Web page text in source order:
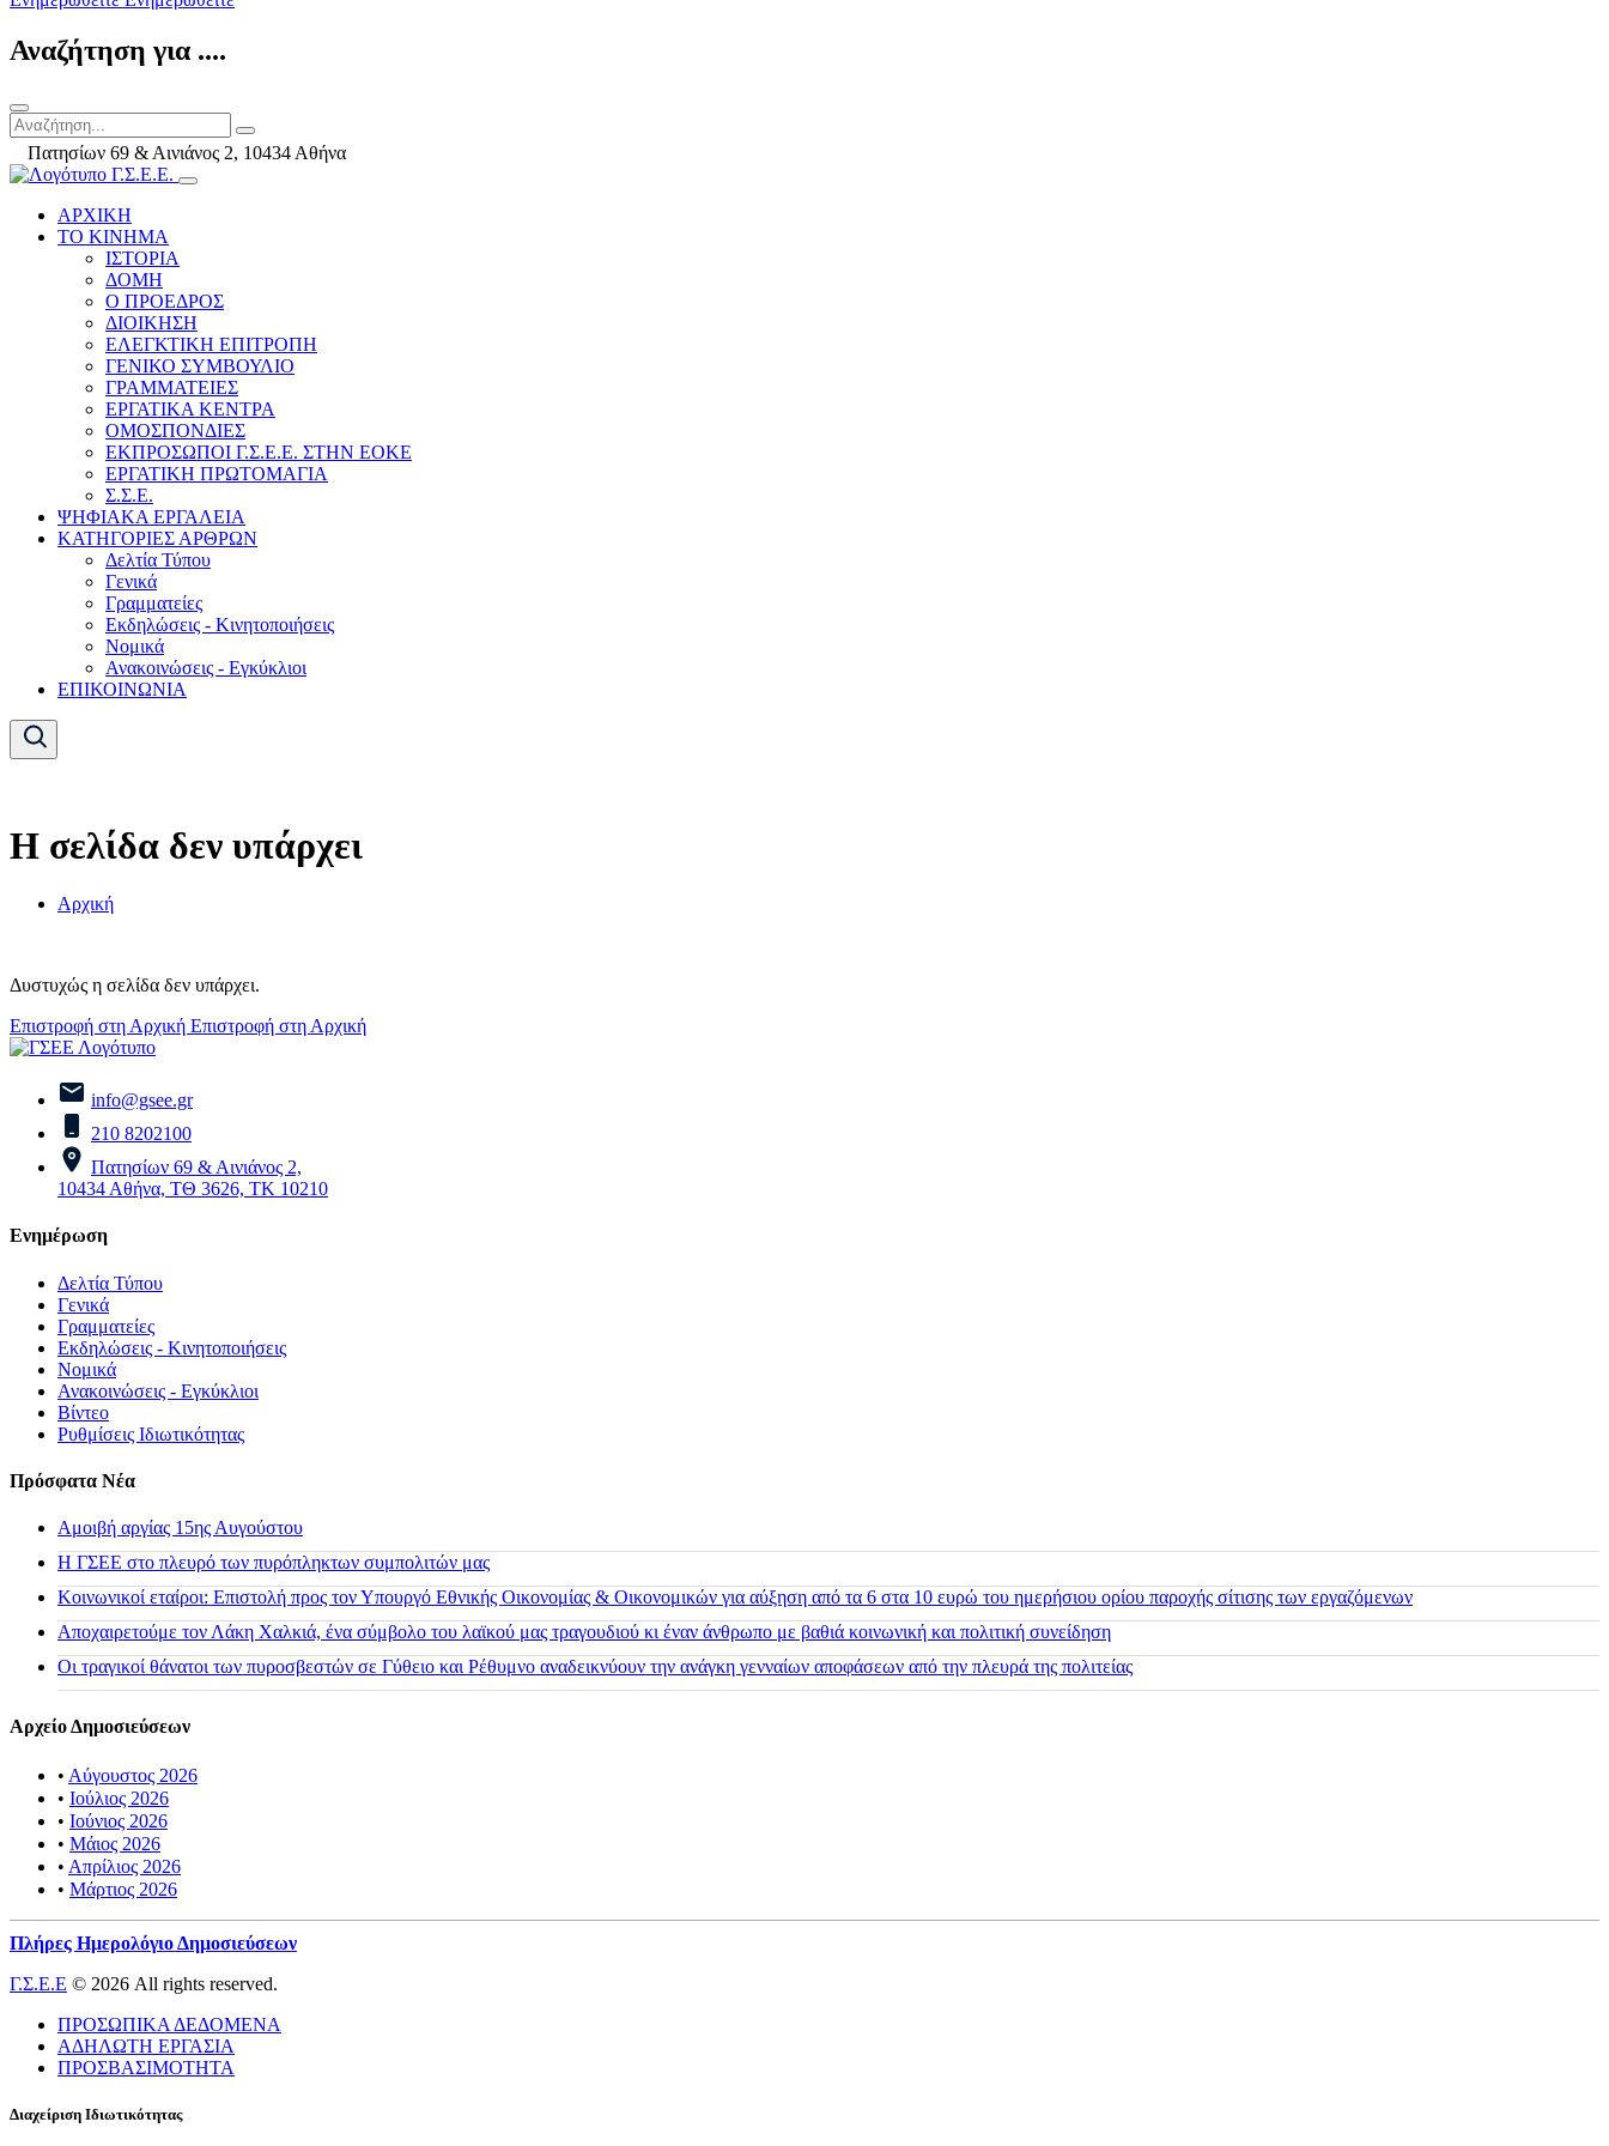
Αναζήτηση για ....
Πατησίων 69 & Αινιάνος 2, 10434 Αθήνα
ΑΡΧΙΚΗ
ΤΟ ΚΙΝΗΜΑ
ΙΣΤΟΡΙΑ
ΔΟΜΗ
Ο ΠΡΟΕΔΡΟΣ
ΔΙΟΙΚΗΣΗ
ΕΛΕΓΚΤΙΚΗ ΕΠΙΤΡΟΠΗ
ΓΕΝΙΚΟ ΣΥΜΒΟΥΛΙΟ
ΓΡΑΜΜΑΤΕΙΕΣ
ΕΡΓΑΤΙΚΑ ΚΕΝΤΡΑ
ΟΜΟΣΠΟΝΔΙΕΣ
ΕΚΠΡΟΣΩΠΟΙ Γ.Σ.Ε.Ε. ΣΤΗΝ ΕΟΚΕ
ΕΡΓΑΤΙΚΗ ΠΡΩΤΟΜΑΓΙΑ
Σ.Σ.Ε.
ΨΗΦΙΑΚΑ ΕΡΓΑΛΕΙΑ
ΚΑΤΗΓΟΡΙΕΣ ΑΡΘΡΩΝ
Δελτία Τύπου
Γενικά
Γραμματείες
Εκδηλώσεις - Κινητοποιήσεις
Νομικά
Ανακοινώσεις - Εγκύκλιοι
ΕΠΙΚΟΙΝΩΝΙΑ
Η σελίδα δεν υπάρχει
Αρχική
Δυστυχώς η σελίδα δεν υπάρχει.
Επιστροφή στη Αρχική Επιστροφή στη Αρχική
info@gsee.gr
210 8202100
Πατησίων 69 & Αινιάνος 2,
10434 Αθήνα, ΤΘ 3626, ΤΚ 10210
Ενημέρωση
Δελτία Τύπου
Γενικά
Γραμματείες
Εκδηλώσεις - Κινητοποιήσεις
Νομικά
Ανακοινώσεις - Εγκύκλιοι
Βίντεο
Ρυθμίσεις Ιδιωτικότητας
Πρόσφατα Νέα
Αμοιβή αργίας 15ης Αυγούστου
H ΓΣΕΕ στο πλευρό των πυρόπληκτων συμπολιτών μας
Κοινωνικοί εταίροι: Επιστολή προς τον Υπουργό Εθνικής Οικονομίας & Οικονομικών για αύξηση από τα 6 στα 10 ευρώ του ημερήσιου ορίου παροχής σίτισης των εργαζόμενων
Αποχαιρετούμε τον Λάκη Χαλκιά, ένα σύμβολο του λαϊκού μας τραγουδιού κι έναν άνθρωπο με βαθιά κοινωνική και πολιτική συνείδηση
Οι τραγικοί θάνατοι των πυροσβεστών σε Γύθειο και Ρέθυμνο αναδεικνύουν την ανάγκη γενναίων αποφάσεων από την πλευρά της πολιτείας
Αρχείο Δημοσιεύσεων
• Αύγουστος 2026
• Ιούλιος 2026
• Ιούνιος 2026
• Μάιος 2026
• Απρίλιος 2026
• Μάρτιος 2026
Πλήρες Ημερολόγιο Δημοσιεύσεων
Γ.Σ.Ε.Ε © 2026 All rights reserved.
ΠΡΟΣΩΠΙΚΑ ΔΕΔΟΜΕΝΑ
ΑΔΗΛΩΤΗ ΕΡΓΑΣΙΑ
ΠΡΟΣΒΑΣΙΜΟΤΗΤΑ
Διαχείριση Ιδιωτικότητας